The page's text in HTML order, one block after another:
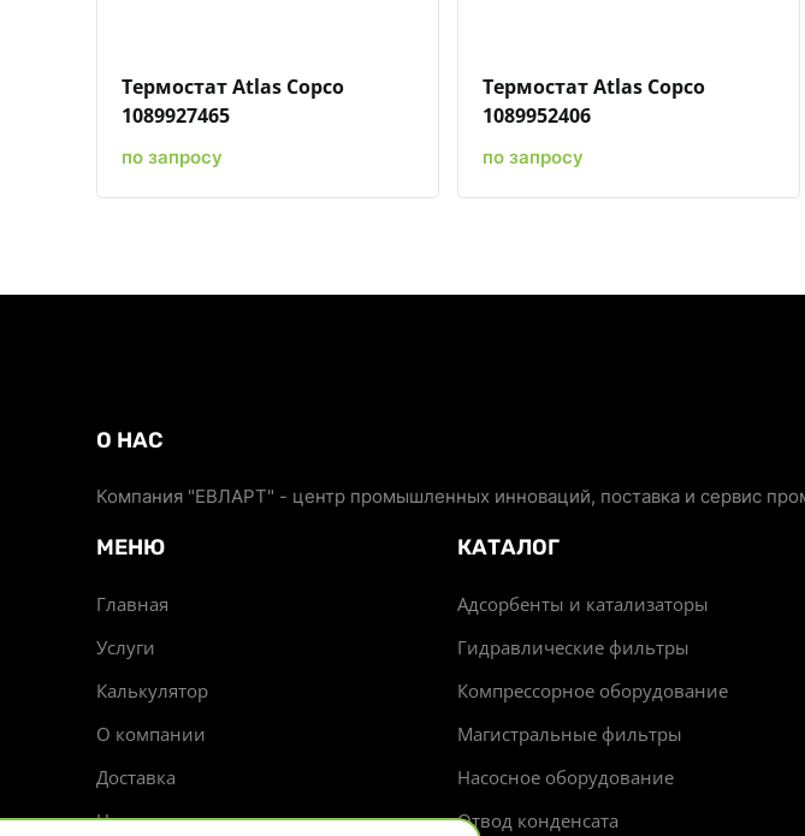
Термостат Atlas Copco
1089927465
по запросу
Термостат Atlas Copco
1089952406
по запросу
О НАС
Компания "ЕВЛАРТ" - центр промышленных инноваций, поставка и сервис
МЕНЮ
Главная
Услуги
Калькулятор
О компании
Доставка
Новости
КАТАЛОГ
Адсорбенты и катализаторы
Гидравлические фильтры
Компрессорное оборудование
Магистральные фильтры
Насосное оборудование
Отвод конденсата